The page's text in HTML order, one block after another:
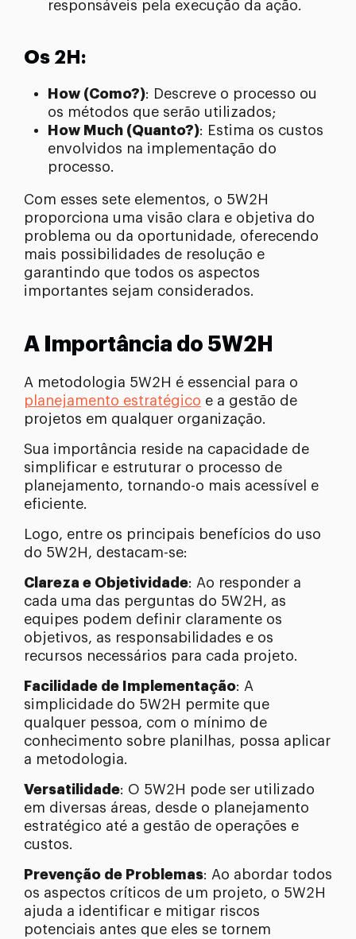
responsáveis pela execução da ação.
Os 2H:
How (Como?): Descreve o processo ou
os métodos que serão utilizados;
How Much (Quanto?): Estima os custos
envolvidos na implementação do
processo.
Com esses sete elementos, o 5W2H
proporciona uma visão clara e objetiva do
problema ou da oportunidade, oferecendo
mais possibilidades de resolução e
garantindo que todos os aspectos
importantes sejam considerados.
A Importância do 5W2H
A metodologia 5W2H é essencial para o
planejamento estratégico e a gestão de
projetos em qualquer organização.
Sua importância reside na capacidade de
simplificar e estruturar o processo de
planejamento, tornando-o mais acessível e
eficiente.
Logo, entre os principais benefícios do uso
do 5W2H, destacam-se:
Clareza e Objetividade: Ao responder a
cada uma das perguntas do 5W2H, as
equipes podem definir claramente os
objetivos, as responsabilidades e os
recursos necessários para cada projeto.
Facilidade de Implementação: A
simplicidade do 5W2H permite que
qualquer pessoa, com o mínimo de
conhecimento sobre planilhas, possa aplicar
a metodologia.
Versatilidade: O 5W2H pode ser utilizado
em diversas áreas, desde o planejamento
estratégico até a gestão de operações e
custos.
Prevenção de Problemas: Ao abordar todos
os aspectos críticos de um projeto, o 5W2H
ajuda a identificar e mitigar riscos
potenciais antes que eles se tornem